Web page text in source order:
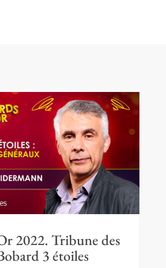
2022. Tribune des
3 étoiles